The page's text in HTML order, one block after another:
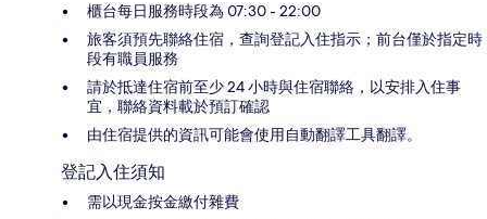
櫃台每日服務時段為 07:30 - 22:00
旅客須預先聯絡住宿，查詢登記入住指示；前台僅於指定時
段有職員服務
請於抵達住宿前至少 24 小時與住宿聯絡，以安排入住事
宜，聯絡資料載於預訂確認
由住宿提供的資訊可能會使用自動翻譯工具翻譯。
登記入住須知
需以現金按金繳付雜費